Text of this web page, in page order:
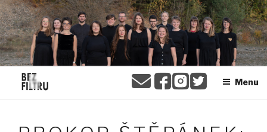
Přejít
k
obsahu
webu
BEZ FILTRU
Menu